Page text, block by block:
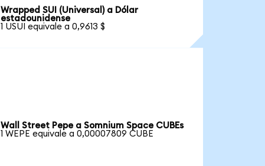
Wrapped SUI (Universal) a Dólar
estadounidense
1 USUI equivale a 0,9613 $
Wall Street Pepe a Somnium Space CUBEs
1 WEPE equivale a 0,00007809 CUBE